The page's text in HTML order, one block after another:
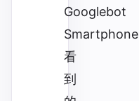
Googlebot
Smartphone
看
到